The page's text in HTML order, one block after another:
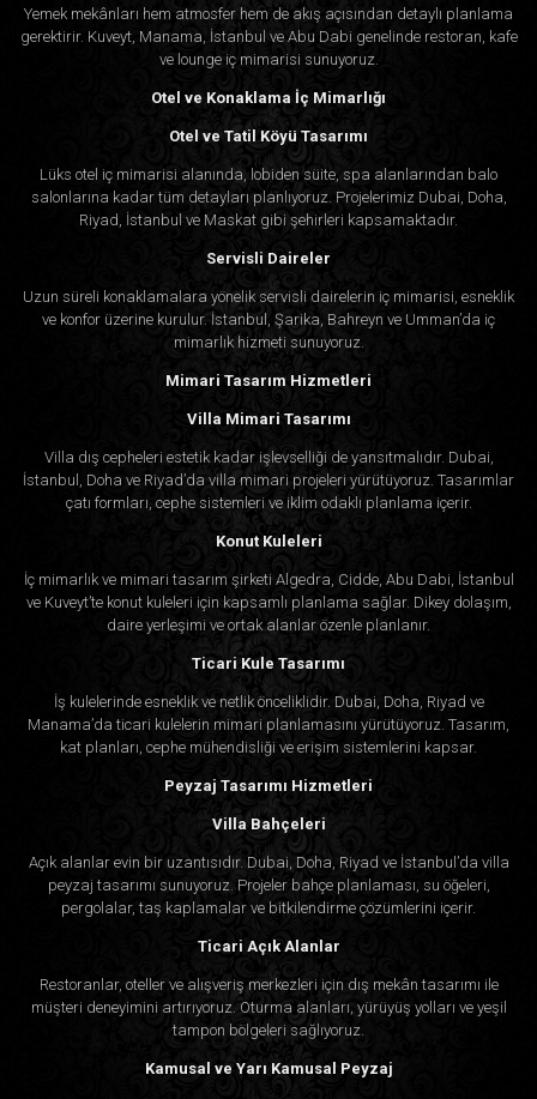
Yemek mekânları hem atmosfer hem de akış açısından detaylı planlama
gerektirir. Kuveyt, Manama, İstanbul ve Abu Dabi genelinde restoran, kafe
ve lounge iç mimarisi sunuyoruz.
Otel ve Konaklama İç Mimarlığı
Otel ve Tatil Köyü Tasarımı
Lüks otel iç mimarisi alanında, lobiden süite, spa alanlarından balo
salonlarına kadar tüm detayları planlıyoruz. Projelerimiz Dubai, Doha,
Riyad, İstanbul ve Maskat gibi şehirleri kapsamaktadır.
Servisli Daireler
Uzun süreli konaklamalara yönelik servisli dairelerin iç mimarisi, esneklik
ve konfor üzerine kurulur. İstanbul, Şarika, Bahreyn ve Umman’da iç
mimarlık hizmeti sunuyoruz.
Mimari Tasarım Hizmetleri
Villa Mimari Tasarımı
Villa dış cepheleri estetik kadar işlevselliği de yansıtmalıdır. Dubai,
İstanbul, Doha ve Riyad’da villa mimari projeleri yürütüyoruz. Tasarımlar
çatı formları, cephe sistemleri ve iklim odaklı planlama içerir.
Konut Kuleleri
İç mimarlık ve mimari tasarım şirketi Algedra, Cidde, Abu Dabi, İstanbul
ve Kuveyt’te konut kuleleri için kapsamlı planlama sağlar. Dikey dolaşım,
daire yerleşimi ve ortak alanlar özenle planlanır.
Ticari Kule Tasarımı
İş kulelerinde esneklik ve netlik önceliklidir. Dubai, Doha, Riyad ve
Manama’da ticari kulelerin mimari planlamasını yürütüyoruz. Tasarım,
kat planları, cephe mühendisliği ve erişim sistemlerini kapsar.
Peyzaj Tasarımı Hizmetleri
Villa Bahçeleri
Açık alanlar evin bir uzantısıdır. Dubai, Doha, Riyad ve İstanbul’da villa
peyzaj tasarımı sunuyoruz. Projeler bahçe planlaması, su öğeleri,
pergolalar, taş kaplamalar ve bitkilendirme çözümlerini içerir.
Ticari Açık Alanlar
Restoranlar, oteller ve alışveriş merkezleri için dış mekân tasarımı ile
müşteri deneyimini artırıyoruz. Oturma alanları, yürüyüş yolları ve yeşil
tampon bölgeleri sağlıyoruz.
Kamusal ve Yarı Kamusal Peyzaj